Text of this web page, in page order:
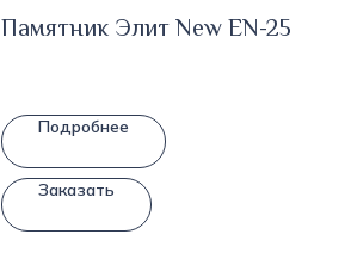
Памятник Элит New EN-25
Подробнее
Заказать